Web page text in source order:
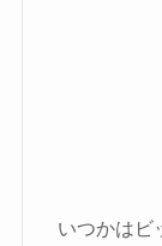
いつかはビ